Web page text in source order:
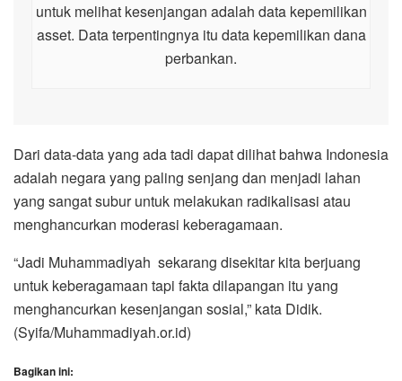
untuk melihat kesenjangan adalah data kepemilikan
asset. Data terpentingnya itu data kepemilikan dana
perbankan.
Dari data-data yang ada tadi dapat dilihat bahwa Indonesia
adalah negara yang paling senjang dan menjadi lahan
yang sangat subur untuk melakukan radikalisasi atau
menghancurkan moderasi keberagamaan.
“Jadi Muhammadiyah sekarang disekitar kita berjuang
untuk keberagamaan tapi fakta dilapangan itu yang
menghancurkan kesenjangan sosial,” kata Didik.
(Syifa/Muhammadiyah.or.id)
Bagikan ini: